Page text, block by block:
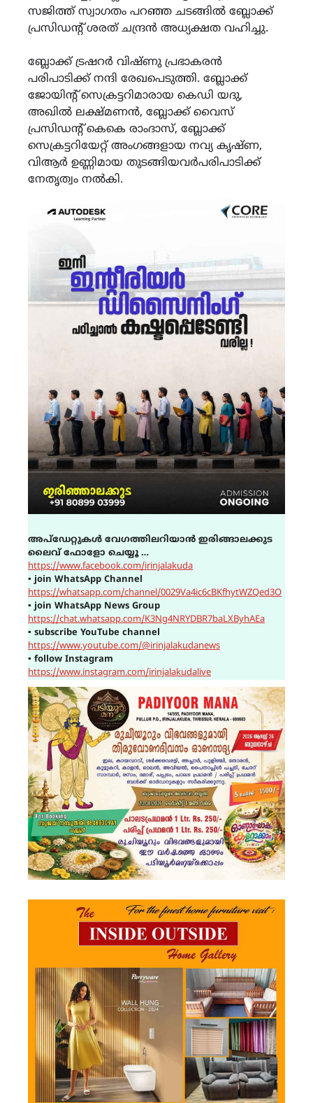
സജിത്ത് സ്വാഗതം പറഞ്ഞ ചടങ്ങിൽ ബ്ലോക്ക്‌
പ്രസിഡന്റ് ശരത് ചന്ദ്രൻ അധ്യക്ഷത വഹിച്ചു.
ബ്ലോക്ക്‌ ട്രഷറർ വിഷ്ണു പ്രഭാകരൻ
പരിപാടിക്ക് നന്ദി രേഖപെടുത്തി. ബ്ലോക്ക്‌
ജോയിന്റ് സെക്രട്ടറിമാരായ കെഡി യദു,
അഖിൽ ലക്ഷ്മണൻ, ബ്ലോക്ക്‌ വൈസ്
പ്രസിഡന്റ് കെകെ രാംദാസ്, ബ്ലോക്ക്‌
സെക്രട്ടറിയേറ്റ് അംഗങ്ങളായ നവ്യ കൃഷ്ണ,
വിആർ ഉണ്ണിമായ തുടങ്ങിയവർപരിപാടിക്ക്
നേതൃത്വം നൽകി.
അപ്ഡേറ്റുകൾ വേഗത്തിലറിയാൻ ഇരിങ്ങാലക്കുട
ലൈവ് ഫോളോ ചെയ്യൂ …
https://www.facebook.com/irinjalakuda
▪ join WhatsApp Channel
https://whatsapp.com/channel/0029Va4ic6cBKfhytWZQed3O
▪ join WhatsApp News Group
https://chat.whatsapp.com/K3Ng4NRYDBR7baLXByhAEa
▪ subscribe YouTube channel
https://www.youtube.com/@irinjalakudanews
▪ follow Instagram
https://www.instagram.com/irinjalakudalive